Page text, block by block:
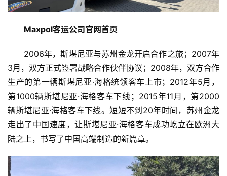
Maxpol客运公司官网首页
2006年，斯堪尼亚与苏州金龙开启合作之旅；2007年
3月，双方正式签署战略合作伙伴协议；2008年，双方合作
生产的第一辆斯堪尼亚·海格统领客车上市；2012年5月，
第1000辆斯堪尼亚·海格客车下线；2015年11月，第2000
辆斯堪尼亚·海格客车下线。短短不到20年时间，苏州金龙
走出了中国速度，让斯堪尼亚·海格客车成功屹立在欧洲大
陆之上，书写了中国高端制造的新篇章。